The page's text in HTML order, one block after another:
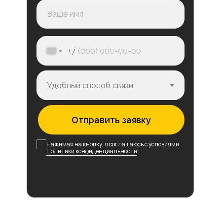
+7
Отправить заявку
Нажимая на кнопку, я соглашаюсь с условиями
Политики конфиденциальности